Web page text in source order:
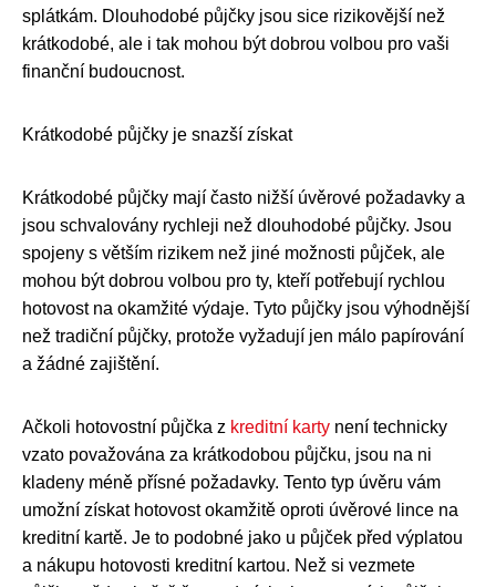
splátkám. Dlouhodobé půjčky jsou sice rizikovější než
krátkodobé, ale i tak mohou být dobrou volbou pro vaši
finanční budoucnost.
Krátkodobé půjčky je snazší získat
Krátkodobé půjčky mají často nižší úvěrové požadavky a
jsou schvalovány rychleji než dlouhodobé půjčky. Jsou
spojeny s větším rizikem než jiné možnosti půjček, ale
mohou být dobrou volbou pro ty, kteří potřebují rychlou
hotovost na okamžité výdaje. Tyto půjčky jsou výhodnější
než tradiční půjčky, protože vyžadují jen málo papírování
a žádné zajištění.
Ačkoli hotovostní půjčka z kreditní karty není technicky
vzato považována za krátkodobou půjčku, jsou na ni
kladeny méně přísné požadavky. Tento typ úvěru vám
umožní získat hotovost okamžitě oproti úvěrové lince na
kreditní kartě. Je to podobné jako u půjček před výplatou
a nákupu hotovosti kreditní kartou. Než si vezmete